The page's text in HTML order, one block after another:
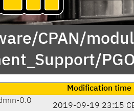
CPAN/
Modification time
0.0
2019-09-19 23:15